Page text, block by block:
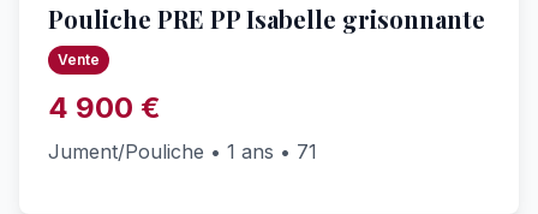
Pouliche PRE PP Isabelle grisonnante
Vente
4 900 €
Jument/Pouliche • 1 ans • 71